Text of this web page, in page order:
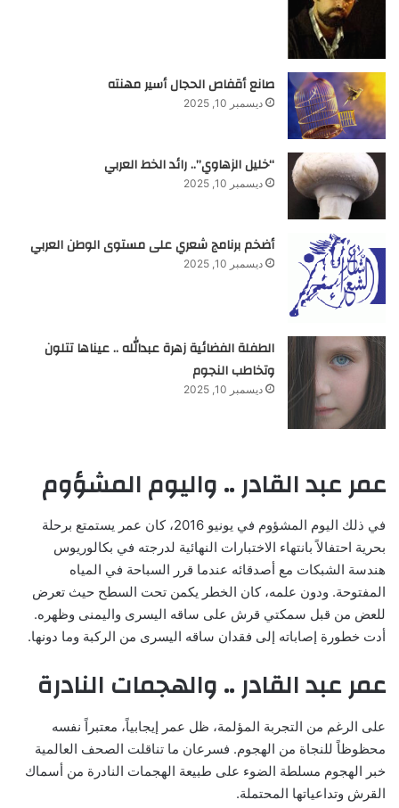
صانع أقفاص الحجال أسير مهنته
ديسمبر 10, 2025
“خليل الزهاوي”.. رائد الخط العربي
ديسمبر 10, 2025
أضخم برنامج شعري على مستوى الوطن العربي
ديسمبر 10, 2025
الطفلة الفضائية زهرة عبدالله .. عيناها تتلون
وتخاطب النجوم
ديسمبر 10, 2025
عمر عبد القادر .. واليوم المشؤوم
في ذلك اليوم المشؤوم في يونيو 2016، كان عمر يستمتع برحلة
بحرية احتفالاً بانتهاء الاختبارات النهائية لدرجته في بكالوريوس
هندسة الشبكات مع أصدقائه عندما قرر السباحة في المياه
المفتوحة. ودون علمه، كان الخطر يكمن تحت السطح حيث تعرض
للعض من قبل سمكتي قرش على ساقه اليسرى واليمنى وظهره.
أدت خطورة إصاباته إلى فقدان ساقه اليسرى من الركبة وما دونها.
عمر عبد القادر .. والهجمات النادرة
على الرغم من التجربة المؤلمة، ظل عمر إيجابياً، معتبراً نفسه
محظوظاً للنجاة من الهجوم. فسرعان ما تناقلت الصحف العالمية
خبر الهجوم مسلطة الضوء على طبيعة الهجمات النادرة من أسماك
القرش وتداعياتها المحتملة.